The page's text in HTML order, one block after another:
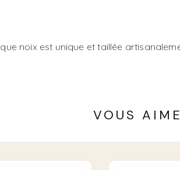
noix est unique et taillée
VOUS